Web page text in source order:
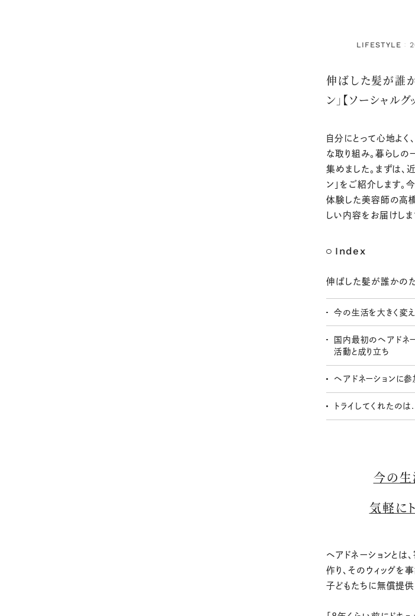
LIFESTYLE
：
伸ばした髪が誰か
ン」【ソーシャル
自分にとって心地よく
な取り組み。暮らしの
集めました。まずは、
ン」をご紹介します。
体験した美容師の高
しい内容をお届けしま
Index
伸ばした髪が誰かのた
今の生活を大きく変
国内最初のヘアドネ
活動と成り立ち
ヘアドネーションに参
トライしてくれたの
今の生
気軽に
ヘアドネーションとは
作り、そのウィッグ
子どもたちに無償提供